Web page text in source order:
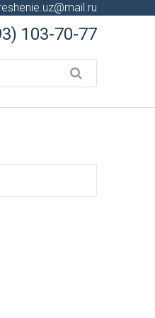
103-70-77